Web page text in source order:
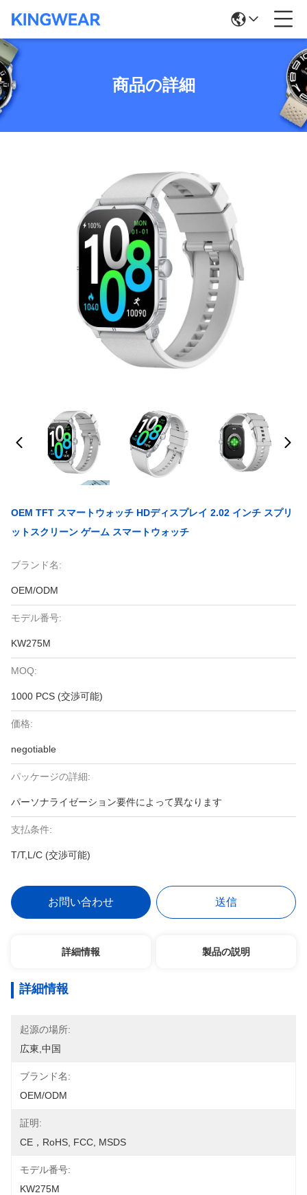
商品の詳細
OEM TFT スマートウォッチ HDディスプレイ 2.02 インチ スプリ
ットスクリーン ゲーム スマートウォッチ
ブランド名:
OEM/ODM
モデル番号:
KW275M
MOQ:
1000 PCS (交渉可能)
価格:
negotiable
パッケージの詳細:
パーソナライゼーション要件によって異なります
支払条件:
T/T,L/C (交渉可能)
お問い合わせ 送信
詳細情報 製品の説明
詳細情報
起源の場所:
広東,中国
ブランド名:
OEM/ODM
証明:
CE，RoHS, FCC, MSDS
モデル番号:
KW275M